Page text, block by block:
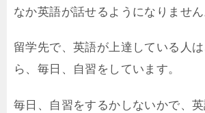
なか英語が話せるようになりません
留学先で、英語が上達している人
ら、毎日、自習をしています。
毎日、自習をするかしないかで、